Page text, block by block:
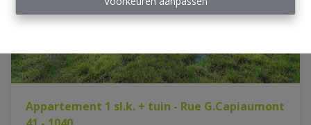
Appartement 1 sl.k. + tuin - Rue G.Capiaumont